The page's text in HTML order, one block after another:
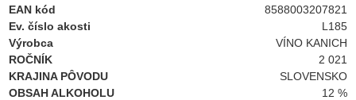
EAN kód
8588003207821
Ev. číslo akosti
L185
Výrobca
VÍNO KANICH
ROČNÍK
2 021
KRAJINA PÔVODU
SLOVENSKO
OBSAH ALKOHOLU
12 %